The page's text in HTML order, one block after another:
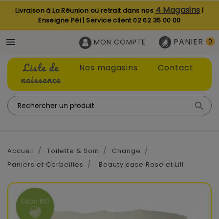
Livraison à La Réunion ou retrait dans nos 4 Magasins |
Enseigne Péi | Service client02 62 35 00 00
 PANIER 0
MON COMPTE
Liste de
naissance
Nos magasins Contact

Accueil Toilette & Soin
Change
Paniers et Corbeilles
Beauty case Rose et Lili